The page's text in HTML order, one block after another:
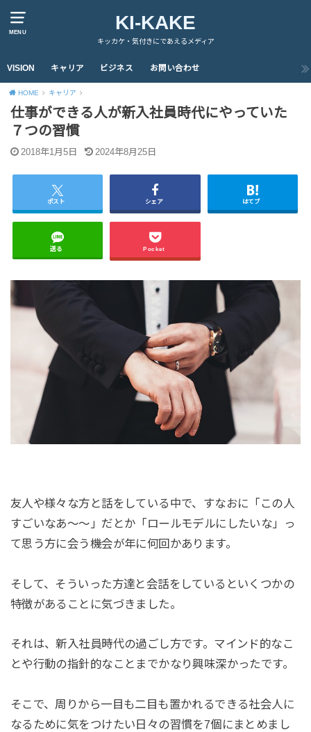
MENU KI-KAKE
キッカケ・気付きにであえるメディア
VISION キャリア ビジネス お問い合わせ
HOME キャリア
仕事ができる人が新入社員時代にやっていた
７つの習慣
2018年1月5日 2024年8月25日
ポスト シェア はてブ
送る Pocket
友人や様々な方と話をしている中で、すなおに 「この人
すごいなあ〜〜」 だとか 「ロールモデルにしたいな」
っ
て思う方に会う機会が年に何回かあります。
そして、そういった方達と会話をしているといくつかの
特徴があることに気づきました。
それは、新入社員時代の過ごし方です。マインド的なこ
とや行動の指針的なことまでかなり興味深かったです。
そこで、周りから一目も二目も置かれるできる社会人に
なるために気をつけたい日々の習慣を7個にまとめまし